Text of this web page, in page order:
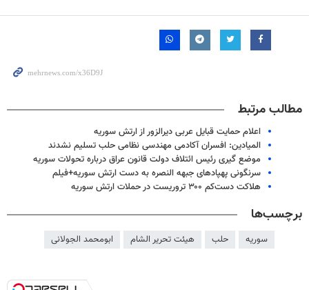
مطالب مرتبط
اعلام حمایت قبایل عربی دیرالزور از ارتش سوریه
المیادین: افسران آکادمی مهندسی نظامی حلب تسلیم نشدند
موضع گیری رئیس ائتلاف دولت قانون عراق درباره تحولات سوریه
سرنگونی پهپادهای جبهه النصره به دست ارتش سوریه+فیلم
هلاکت دست‌کم ۳۰۰ تروریست در حملات ارتش سوریه
برچسب‌ها
سوریه حلب هیئت تحریر الشام ابومحمد الجولانی